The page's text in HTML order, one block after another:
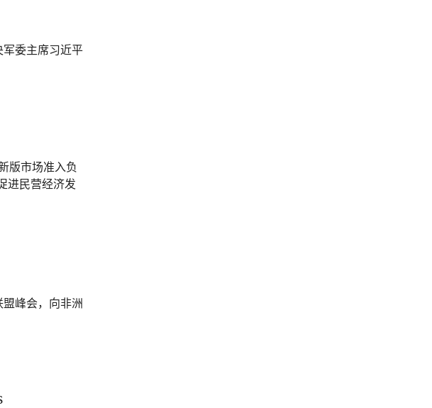
军委主席习近平
版市场准入负
进民营经济发
盟峰会，向非洲